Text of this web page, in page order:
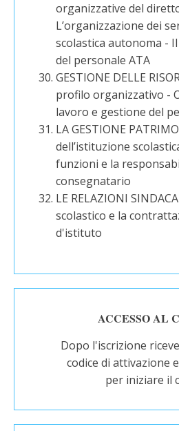
organizzative del
L’organizzazione dei
scolastica autonoma -
del personale ATA
GESTIONE DELLE
profilo organizzativo -
lavoro e gestione del
LA GESTIONE
dell’istituzione
funzioni e la
consegnatario
LE RELAZIONI
scolastico e la
d'istituto
ACCESSO AL
Dopo l'iscrizione
codice di attivazione
per iniziare il